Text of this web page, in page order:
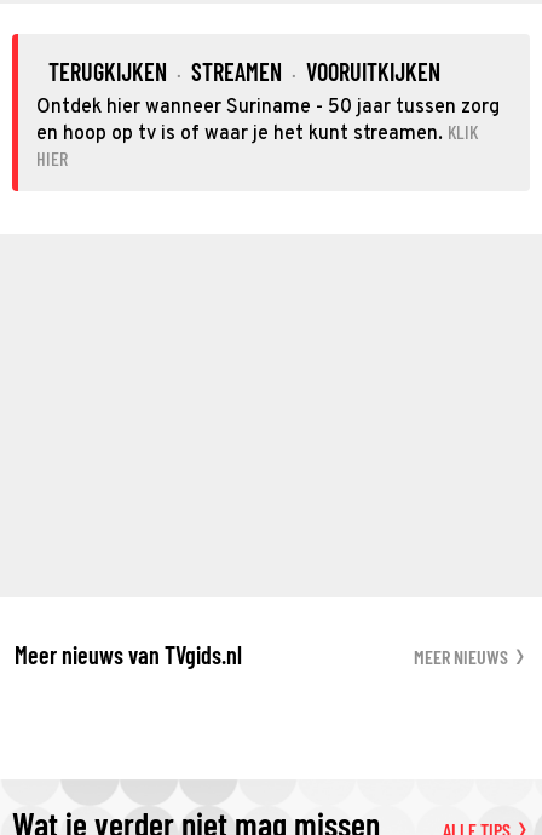
TERUGKIJKEN · STREAMEN · VOORUITKIJKEN
Ontdek hier wanneer Suriname - 50 jaar tussen zorg
en hoop op tv is of waar je het kunt streamen. KLIK
HIER
Meer nieuws van TVgids.nl MEER NIEUWS
Wat je verder niet mag missen ALLE TIPS